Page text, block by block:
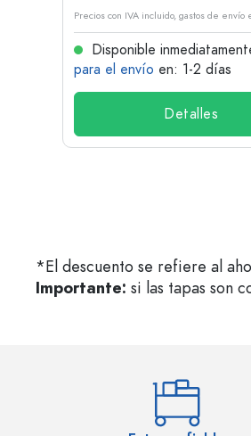
Precios con IVA incluido, gastos de envío
Disponible
para el envío en: 1-2 días
Detalles
*El descuento se refiere al
Importante: si las tapas son